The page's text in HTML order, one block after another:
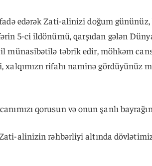
edərək Zati-alinizi doğum gününüz,
5-ci ildönümü, qarşıdan gələn
münasibətilə təbrik edir, möhkəm
xalqımızn rifahı naminə gördüyünüz
qorusun və onun şanlı
alinizin rəhbərliyi altında